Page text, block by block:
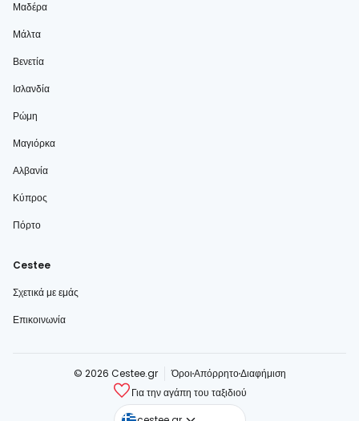
Μαδέρα
Μάλτα
Βενετία
Ισλανδία
Ρώμη
Μαγιόρκα
Αλβανία
Κύπρος
Πόρτο
Cestee
Σχετικά με εμάς
Επικοινωνία
© 2026 Cestee.gr ΌροιΑπόρρητοΔιαφήμιση
Για την αγάπη του ταξιδιού
cestee.com